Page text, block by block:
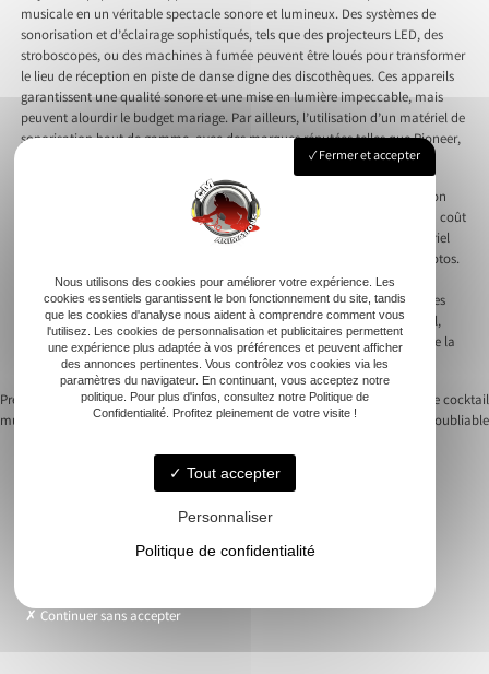
musicale en un véritable spectacle sonore et lumineux. Des systèmes de
sonorisation et d’éclairage sophistiqués, tels que des projecteurs LED, des
stroboscopes, ou des machines à fumée peuvent être loués pour transformer
le lieu de réception en piste de danse digne des discothèques. Ces appareils
garantissent une qualité sonore et une mise en lumière impeccable, mais
peuvent alourdir le budget mariage. Par ailleurs, l’utilisation d’un matériel de
sonorisation haut de gamme, avec des marques réputées telles que Pioneer,
D’autres services annexes comme l’animation de karaoké ou l’intégration
d’un spectacle de magie avec le magicien professionnel représentent un coût
supplémentaire. Certains DJs proposent également la location de matériel
vidéo, telle qu’une vidéoprojection pour présenter un diaporama de photos.
L’ajout de services comme un photobooth pour capturer les moments
inoubliables ou un livre d’or numérique pour recueillir les impressions des
invités enrichit l’expérience. Ces extras, tout en augmentant le coût total,
assurent une animation de mariage variée et contribuent à la réussite de la
Navigation
Previous:
Comment choisir une animation
musicale pour votre soirée d’entreprise
Next:Animation musicale cocktail
mariage : créez une ambiance inoubliable
Accueil
Nos soirées
Demande de devis
Contact
Fermer et accepter
Nous utilisons des cookies pour améliorer votre expérience. Les
cookies essentiels garantissent le bon fonctionnement du site, tandis
que les cookies d'analyse nous aident à comprendre comment vous
l'utilisez. Les cookies de personnalisation et publicitaires permettent
une expérience plus adaptée à vos préférences et peuvent afficher
des annonces pertinentes. Vous contrôlez vos cookies via les
paramètres du navigateur. En continuant, vous acceptez notre
politique. Pour plus d'infos, consultez notre Politique de
Confidentialité. Profitez pleinement de votre visite !
Tout accepter
Personnaliser
Politique de confidentialité
Continuer sans accepter